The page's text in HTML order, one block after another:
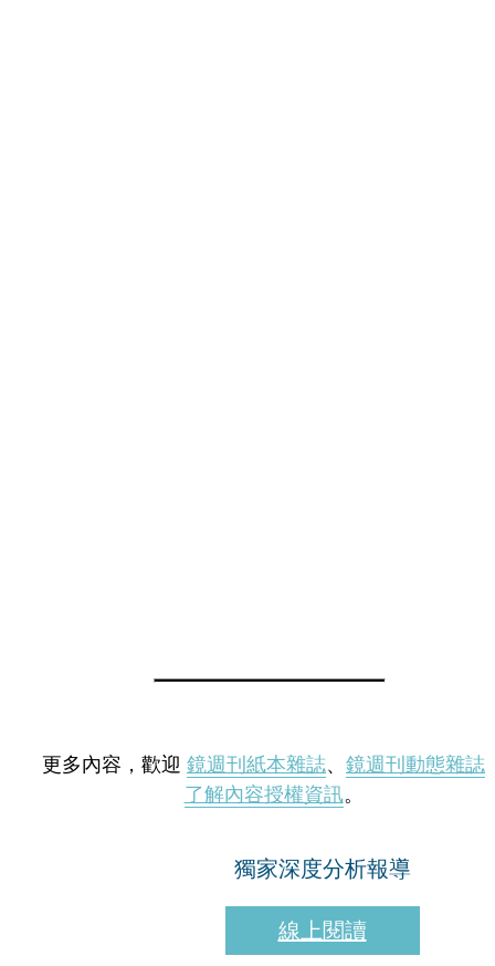
更多內容，歡迎 鏡週刊紙本雜誌、 鏡週刊動態雜誌
了解內容授權資訊。
獨家深度分析報導
線上閱讀